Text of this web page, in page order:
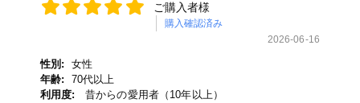
ご購入者様
購入確認済み
2026-06-16
性別:
女性
年齢:
70代以上
利用度:
昔からの愛用者（10年以上）